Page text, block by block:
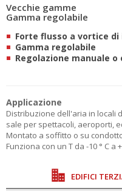
Vecchie gamme
Gamma regolabile
Forte flusso a vortice di
Gamma regolabile
Regolazione manuale
Applicazione
Distribuzione dell'aria in locali
sale per spettacoli, aeroporti,
Montato a soffitto o su
Funziona con un T da -10 ° C a +
EDIFICI